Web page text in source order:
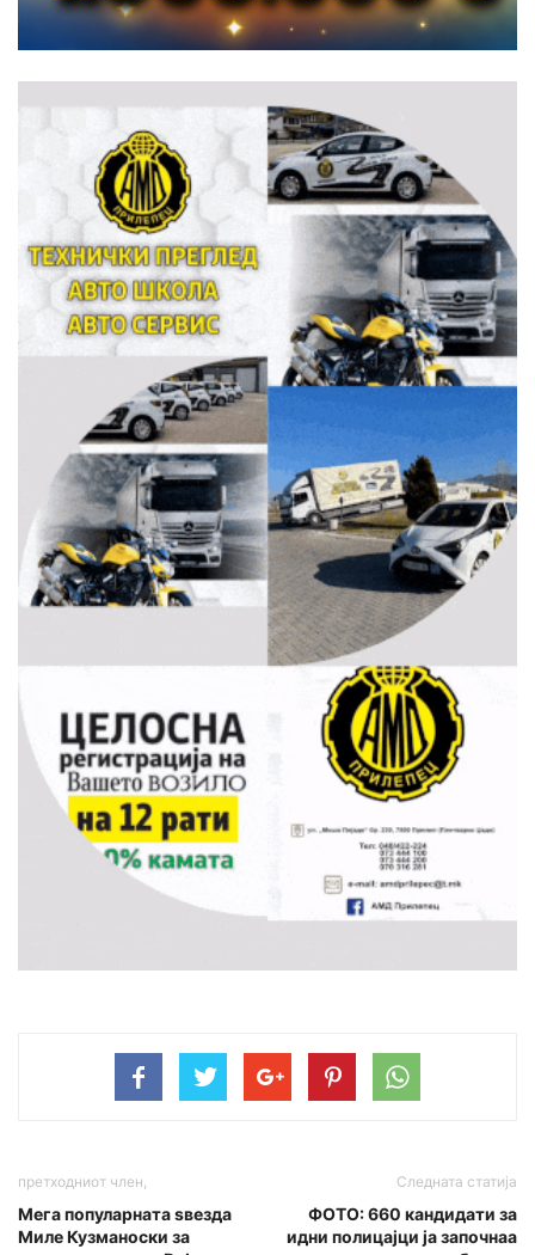
претходниот член,
Мега популарната ѕвезда
Миле Кузманоски за
Следната статија
ФОТО: 660 кандидати за
идни полицајци ја започнаа